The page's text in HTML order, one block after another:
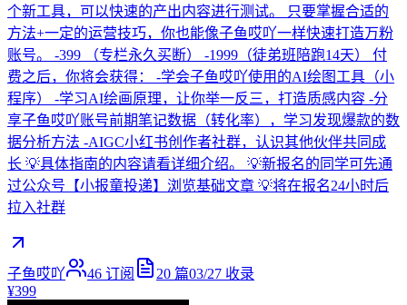
个新工具，可以快速的产出内容进行测试。 只要掌握合适的
方法+一定的运营技巧，你也能像子鱼哎吖一样快速打造万粉
账号。 -399 （专栏永久买断） -1999（徒弟班陪跑14天） 付
费之后，你将会获得： -学会子鱼哎吖使用的AI绘图工具（小
程序） -学习AI绘画原理，让你举一反三，打造质感内容 -分
享子鱼哎吖账号前期笔记数据（转化率），学习发现爆款的数
据分析方法 -AIGC小红书创作者社群，认识其他伙伴共同成
长 💡具体指南的内容请看详细介绍。 💡新报名的同学可先通
过公众号【小报童投递】浏览基础文章 💡将在报名24小时后
拉入社群
子鱼哎吖 46 订阅 20 篇03/27 收录
¥399